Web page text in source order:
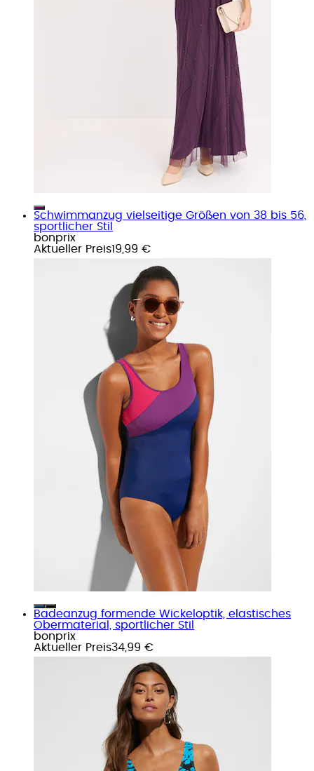
Schwimmanzug vielseitige Größen von 38 bis 56,
sportlicher Stil
bonprix
Aktueller Preis19,99 €
Badeanzug formende Wickeloptik, elastisches
Obermaterial, sportlicher Stil
bonprix
Aktueller Preis34,99 €